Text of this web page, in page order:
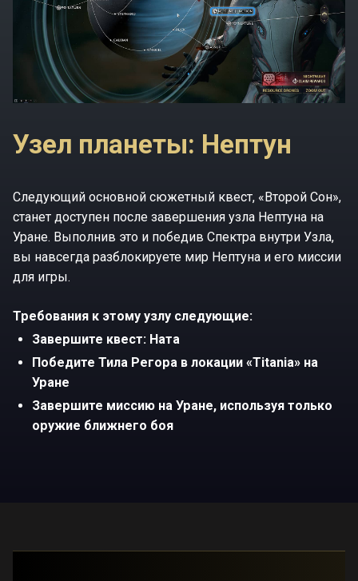
Узел планеты: Нептун
Следующий основной сюжетный квест, «Второй Сон»,
станет доступен после завершения узла Нептуна на
Уране. Выполнив это и победив Спектра внутри Узла,
вы навсегда разблокируете мир Нептуна и его миссии
для игры.
Требования к этому узлу следующие:
Завершите квест: Ната
Победите Тила Регора в локации «Titania» на
Уране
Завершите миссию на Уране, используя только
оружие ближнего боя